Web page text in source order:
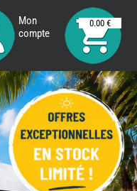
Mon
compte
0.00 €